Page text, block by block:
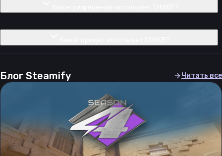
Блог Steamify Читать все